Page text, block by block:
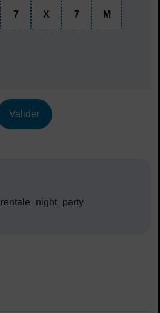
7 X 7 M
Valider